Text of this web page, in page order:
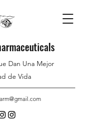
Dan Una Mejor
de Vida